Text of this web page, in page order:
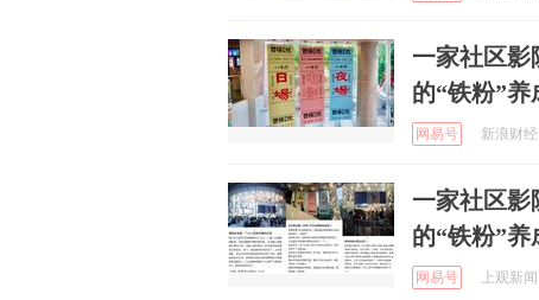
一家社区影
的“铁粉”养
网易号 新浪财
一家社区影
的“铁粉”养
网易号 上观新